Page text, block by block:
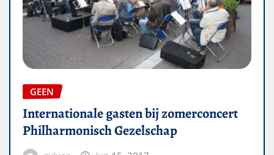
GEEN
Internationale gasten bij zomerconcert
Philharmonisch Gezelschap